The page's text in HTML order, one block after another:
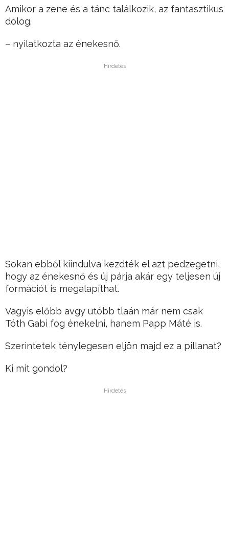
Amikor a zene és a tánc találkozik, az fantasztikus
dolog.
– nyilatkozta az énekesnő.
Hirdetés
Sokan ebből kiindulva kezdték el azt pedzegetni,
hogy az énekesnő és új párja akár egy teljesen új
formációt is megalapíthat.
Vagyis előbb avgy utóbb tlaán már nem csak
Tóth Gabi fog énekelni, hanem Papp Máté is.
Szerintetek ténylegesen eljön majd ez a pillanat?
Ki mit gondol?
Hirdetés